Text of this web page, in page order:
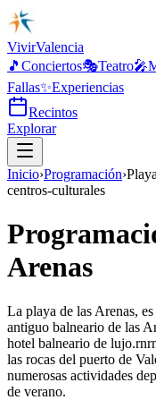
VivirValencia
🎵 Conciertos🎭Teatro🎤
Fallas✨Experiencias
Recintos
Explorar
Inicio›Programación›
centros-culturales
Arenas
La playa de las Arenas,
antiguo balneario de las
hotel balneario de
las rocas del puerto de
numerosas actividades
de verano.